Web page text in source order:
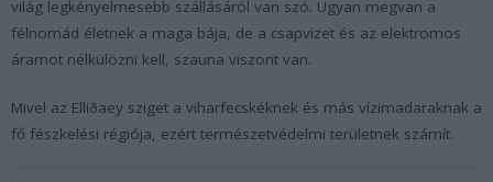
világ legkényelmesebb szállásáról van szó. Ugyan megvan a
félnomád életnek a maga bája, de a csapvizet és az elektromos
áramot nélkülözni kell, szauna viszont van.
Mivel az Elliðaey sziget a viharfecskéknek és más vízimadaraknak a
fő fészkelési régiója, ezért természetvédelmi területnek számít.